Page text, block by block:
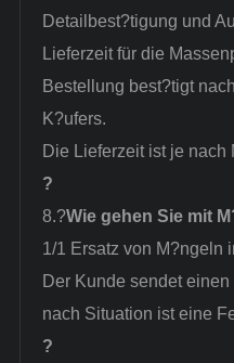
Detailbest?tigung und
Lieferzeit für die
Bestellung best?tigt
K?ufers.
Die Lieferzeit ist je nach
?
8.?Wie gehen Sie mit
1/1 Ersatz von M?ngeln
Der Kunde sendet
nach Situation ist eine
?